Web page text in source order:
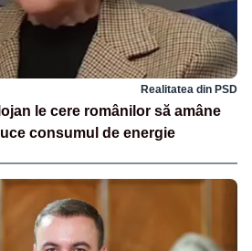
Realitatea din PSD
le cere românilor să amâne
consumul de energie